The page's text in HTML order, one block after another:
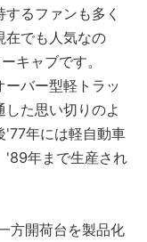
るファンも多く
在でも人気なの
キャブです。
バー型軽トラッ
た思い切りのよ
'77年には軽自動車
'89年まで生産され
方開荷台を製品化